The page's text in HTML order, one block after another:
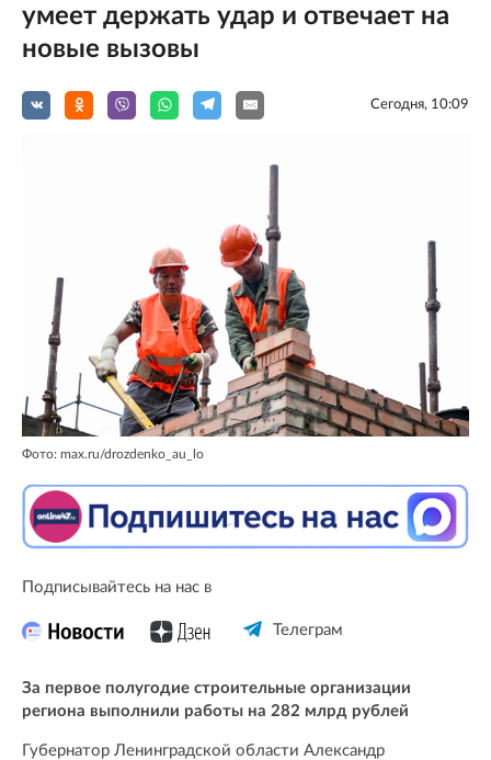
умеет держать удар и отвечает на
новые вызовы
Сегодня, 10:09
Фото: max.ru/drozdenko_au_lo
Подписывайтесь на нас в
Телеграм
За первое полугодие строительные организации
региона выполнили работы на 282 млрд рублей
Губернатор Ленинградской области Александр